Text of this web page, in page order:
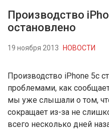
Производство
остановлено
19 ноября 2013 НОВОСТИ
Производство iPhone 5c
проблемами, как
мы уже слышали о том,
сокращает из-за не
всего несколько дней